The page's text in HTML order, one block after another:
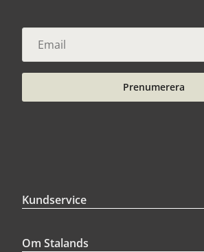
Prenumerera
Kundservice
Om Stalands